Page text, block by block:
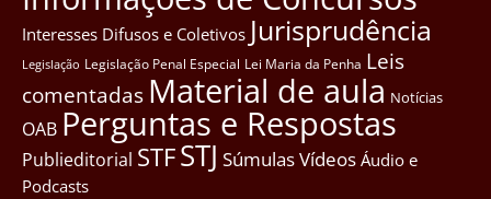
Interesses Difusos e Coletivos Jurisprudência
Legislação Legislação Penal Especial Lei Maria da Penha Leis
comentadas Material de aula Notícias
OAB Perguntas e Respostas
Publieditorial STFSTJ SúmulasVídeos Áudio e
Podcasts